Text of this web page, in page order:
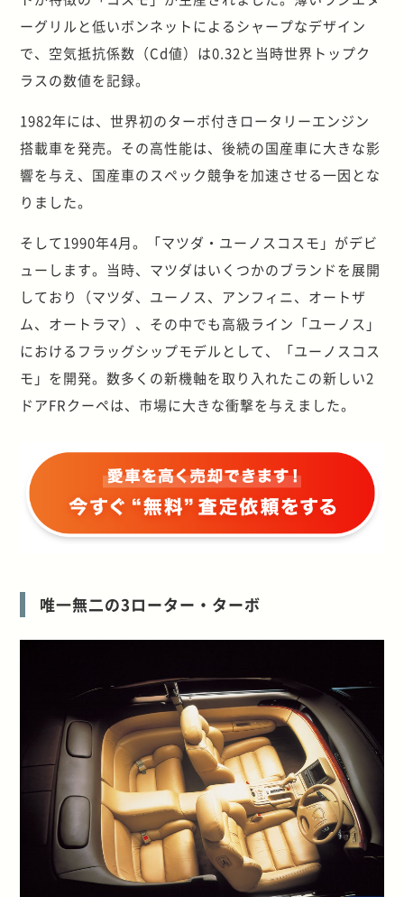
ーグリルと低いボンネットによるシャープなデザイン
で、空気抵抗係数（Cd値）は0.32と当時世界トップク
ラスの数値を記録。
1982年には、世界初のターボ付きロータリーエンジン
搭載車を発売。その高性能は、後続の国産車に大きな影
響を与え、国産車のスペック競争を加速させる一因とな
りました。
そして1990年4月。「マツダ・ユーノスコスモ」がデビ
ューします。当時、マツダはいくつかのブランドを展開
しており（マツダ、ユーノス、アンフィニ、オートザ
ム、オートラマ）、その中でも高級ライン「ユーノス」
におけるフラッグシップモデルとして、「ユーノスコス
モ」を開発。数多くの新機軸を取り入れたこの新しい2
ドアFRクーペは、市場に大きな衝撃を与えました。
唯一無二の3ローター・ターボ